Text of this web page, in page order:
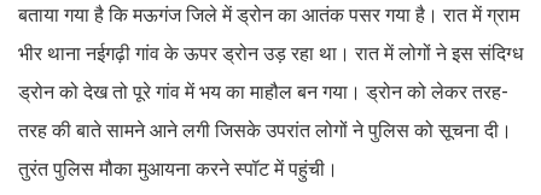
बताया गया है कि मऊगंज जिले में ड्रोन का आतंक पसर गया है। रात में ग्राम
भीर थाना नईगढ़ी गांव के ऊपर ड्रोन उड़ रहा था। रात में लोगों ने इस संदिग्ध
ड्रोन को देख तो पूरे गांव में भय का माहौल बन गया। ड्रोन को लेकर तरह-
तरह की बाते सामने आने लगी जिसके उपरांत लोगों ने पुलिस को सूचना दी।
तुरंत पुलिस मौका मुआयना करने स्पॉट में पहुंची।